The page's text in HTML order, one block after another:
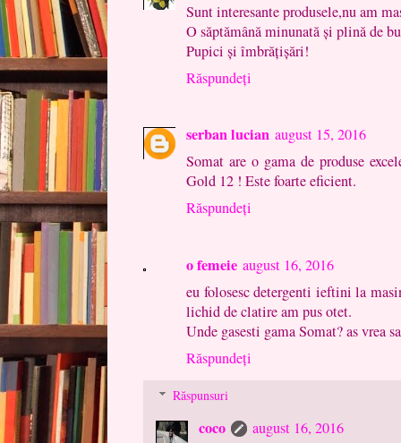
Sunt interesante produsele,nu am
O săptămână minunată și plină de
Pupici și îmbrățișări!
Răspundeți
serban lucian august 15, 2016
Somat are o gama de produse
Gold 12 ! Este foarte eficient.
Răspundeți
o femeie august 16, 2016
eu folosesc detergenti ieftini la
lichid de clatire am pus otet.
Unde gasesti gama Somat? as vrea
Răspundeți
Răspunsuri
coco
august 16, 2016